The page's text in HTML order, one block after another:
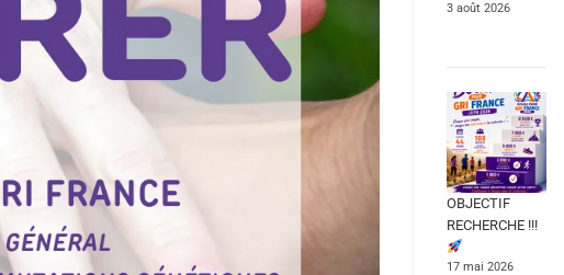
3 août 2026
OBJECTIF
RECHERCHE !!!
17 mai 2026